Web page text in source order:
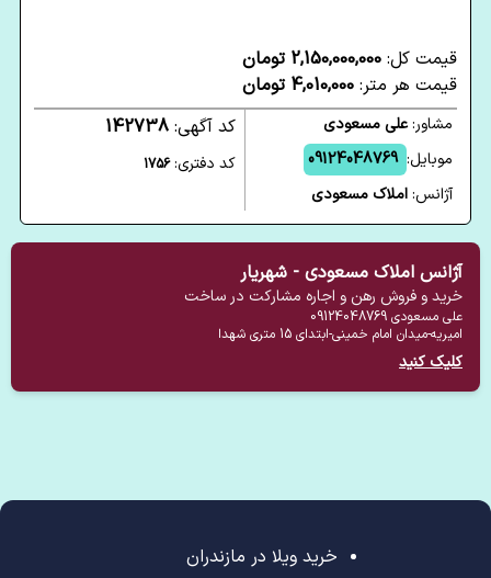
قیمت کل: 2,150,000,000 تومان
قیمت هر متر: 4,010,000 تومان
مشاور:علی مسعودی
موبایل: 09124048769
آژانس:املاک مسعودی
کد آگهی: 142738
کد دفتری:1756
آژانس املاک مسعودی - شهریار
خرید و فروش رهن و اجاره مشارکت در ساخت
علی مسعودی 09124048769
امیریه-میدان امام خمینی-ابتدای 15 متری شهدا
کلیک کنید
خرید ویلا در مازندران